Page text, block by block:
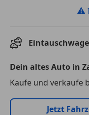
⚠
Dein altes Auto in
Kaufe und verkaufe
Jetzt